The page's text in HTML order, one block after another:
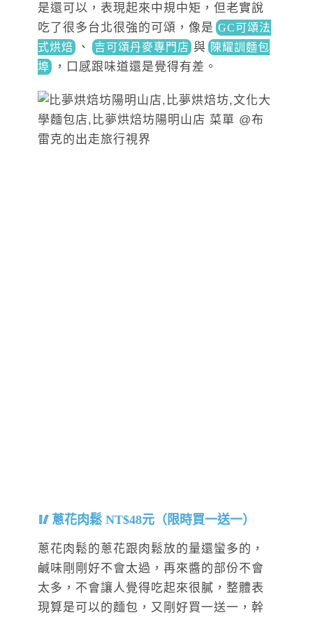
是還可以，表現起來中規中矩，但老實說
吃了很多台北很強的可頌， 像是 GC可頌法
式烘焙
、 吉可頌丹麥專門店 與 陳耀訓麵包
埠
，口 感跟味道還是覺得有差。
蔥花肉鬆 NT$48元（限時買一送一）
蔥花肉鬆的蔥花跟肉鬆放的量還蠻多的，
鹹味剛剛好不會太過，再來醬的部份不會
太多，不會讓人覺得吃起來很膩，整體表
現算是可以的麵包，又剛好買一送一，幹